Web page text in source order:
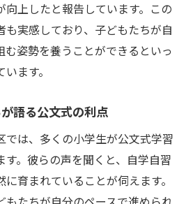
向上したと報告しています。この
も実感しており、子どもたちが自
む姿勢を養うことができるといっ
ます。
語る公文式の利点
では、多くの小学生が公文式学習
す。彼らの声を聞くと、自学自習
育まれていることが伺えます。